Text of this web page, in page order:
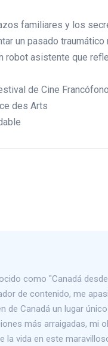
familiares y los
un pasado traumático
robot asistente que
de Cine
des Arts
como "Canadá
de contenido, me
de Canadá un lugar
más arraigadas, mi
la vida en este